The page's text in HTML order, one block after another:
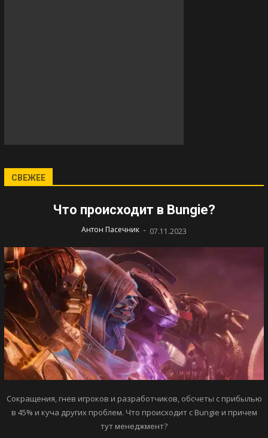
СВЕЖЕЕ
Что происходит в Bungie?
Антон Пасечник - 07.11.2023
Сокращения, гнев игроков и разработчиков, обсчеты с прибылью
в 45% и куча других проблем. Что происходит с Bungie и причем
тут менеджмент?